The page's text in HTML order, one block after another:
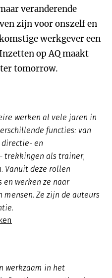
veranderende
zijn voor onszelf en
werkgever een
op AQ maakt
tomorrow.
werken al vele jaren in
functies: van
en
trekkingen als trainer,
Vanuit deze rollen
werken ze naar
Ze zijn de auteurs
werkzaam in het